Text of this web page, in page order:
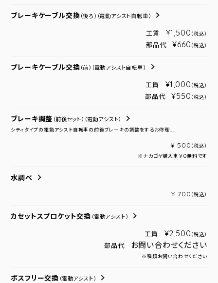
ブレーキケーブル交換 （後ろ） （電動アシスト自転車）
工賃 ¥1,500 （税込）
部品代 ¥660 （税込）
ブレーキケーブル交換 （前） （電動アシスト自転車）
工賃 ¥1,000 （税込）
部品代 ¥550 （税込）
ブレーキ調整 （前後セット） （電動アシスト）
シティタイプの電動アシスト自転車の前後ブレーキの調整をするお修理...
¥ 500 （税込）
※ナカゴヤ購入車￥０無料です
水調べ
¥ 700 （税込）
カセットスプロケット交換 （電動アシスト）
工賃 ¥2,500 （税込）
部品代 お問い合わせください
※種類お問い合わせください
ボスフリー交換 （電動アシスト）